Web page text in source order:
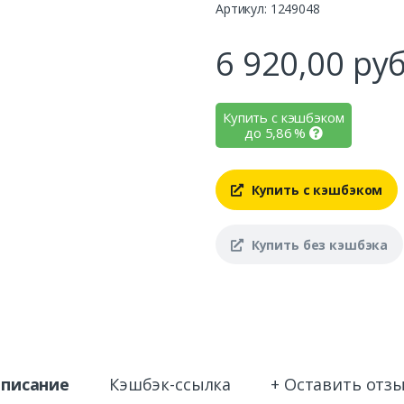
Артикул: 1249048
6 920,00
Купить с кэшбэком
до 5,86%
Купить с кэшбэком
Купить без кэшбэка
Кэшбэк-ссылка + Оставить